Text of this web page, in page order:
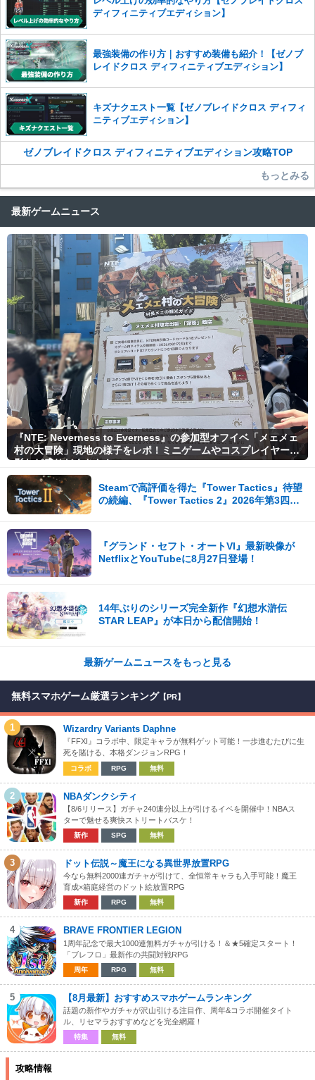
ディフィニティブエディション】
最強装備の作り方｜おすすめ装備も紹介！【ゼノブ
レイドクロス ディフィニティブエディション】
キズナクエスト一覧【ゼノブレイドクロス ディフィ
ニティブエディション】
ゼノブレイドクロス ディフィニティブエディション攻略TOP
もっとみる
最新ゲームニュース
『NTE: Neverness to Everness』の参加型オフイベ「メェメェ
村の大冒険」現地の様子をレポ！ミニゲームやコスプレイヤー撮
影など盛りだくさん！
Steamで高評価を得た『Tower Tactics』待望
の続編、『Tower Tactics 2』2026年第3四半
『グランド・セフト・オートVI』最新映像が
NetflixとYouTubeに8月27日登場！
14年ぶりのシリーズ完全新作『幻想水滸伝
STAR LEAP』が本日から配信開始！
最新ゲームニュースをもっと見る
無料スマホゲーム厳選ランキング 【PR】
1 Wizardry Variants Daphne
『FFXI』コラボ中、限定キャラが無料ゲット可能！一歩進むたびに生
死を賭ける、本格ダンジョンRPG！
コラボ RPG 無料
2 NBAダンクシティ
【8/6リリース】ガチャ240連分以上が引けるイベを開催中！NBAス
ターで魅せる爽快ストリートバスケ！
新作 SPG 無料
3 ドット伝説～魔王になる異世界放置RPG
今なら無料2000連ガチャが引けて、全恒常キャラも入手可能！魔王
育成×箱庭経営のドット絵放置RPG
新作 RPG 無料
4 BRAVE FRONTIER LEGION
1周年記念で最大1000連無料ガチャが引ける！＆★5確定スタート！
「ブレフロ」最新作の共闘対戦RPG
周年 RPG 無料
5 【8月最新】おすすめスマホゲームランキング
話題の新作やガチャが沢山引ける注目作、周年&コラボ開催タイト
ル、リセマラおすすめなどを完全網羅！
特集 無料
攻略情報